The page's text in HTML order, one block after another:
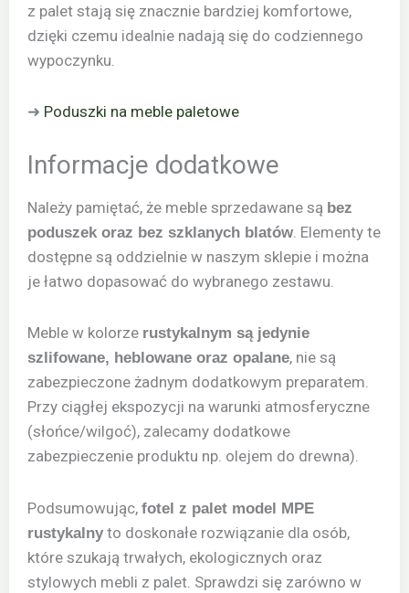
z palet stają się znacznie bardziej komfortowe,
dzięki czemu idealnie nadają się do codziennego
wypoczynku.
➜ Poduszki na meble paletowe
Informacje dodatkowe
Należy pamiętać, że meble sprzedawane są bez
poduszek oraz bez szklanych blatów . Elementy te
dostępne są oddzielnie w naszym sklepie i można
je łatwo dopasować do wybranego zestawu.
Meble w kolorze rustykalnym są jedynie
szlifowane, heblowane oraz opalane, nie są
zabezpieczone żadnym dodatkowym preparatem.
Przy ciągłej ekspozycji na warunki atmosferyczne
(słońce/wilgoć), zalecamy dodatkowe
zabezpieczenie produktu np. olejem do drewna).
Podsumowując, fotel z palet model MPE
rustykalny to doskonałe rozwiązanie dla osób,
które szukają trwałych, ekologicznych oraz
stylowych mebli z palet. Sprawdzi się zarówno w